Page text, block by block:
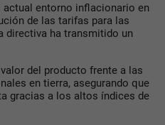
entorno inflacionario en
de las tarifas para las
directiva ha transmitido un
del producto frente a las
en tierra, asegurando que
gracias a los altos índices de